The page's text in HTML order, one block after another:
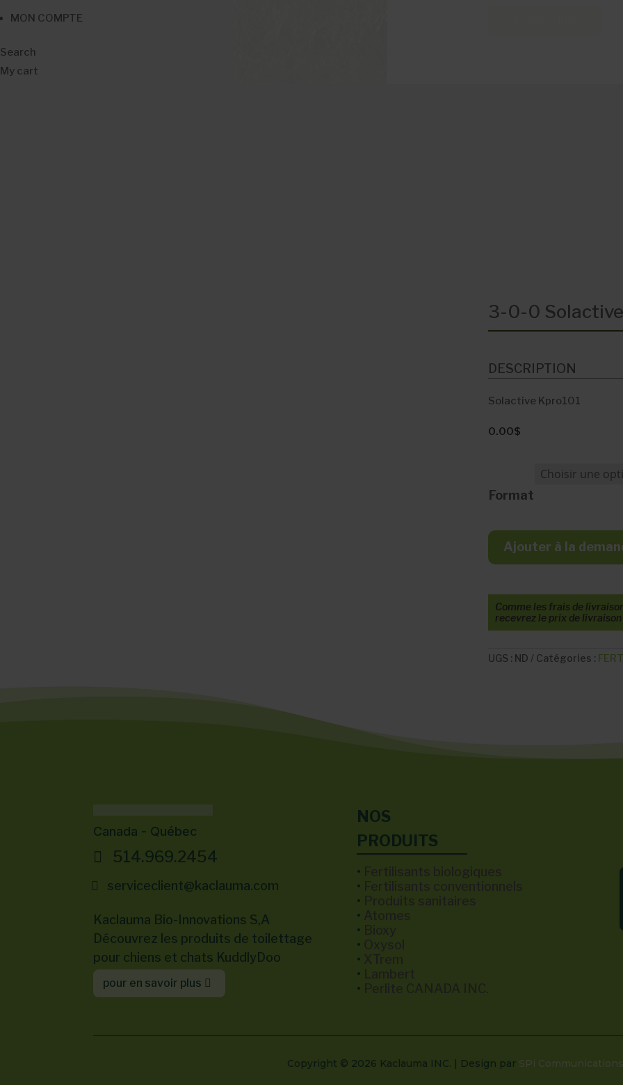
MON COMPTE
Search
My cart
3-0-0
DESCRIPTION
Solactive Kpro101
0.00$
Format
Ajouter à la
Comme les frais de
recevrez le prix de
UGS : ND Catégories :
Canada - Québec
514.969.2454
serviceclient@kaclauma.com
Kaclauma Bio-Innovations S,A
Découvrez les produits de toilettage
pour chiens et chats KuddlyDoo
pour en savoir plus
NOS
PRODUITS
•
•
•
•
•
•
•
•
•
Copyright © 2026 Kaclauma INC. | Design par SPi